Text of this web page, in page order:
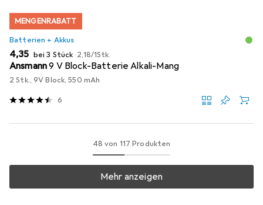
MENGENRABATT
Batterien + Akkus
EUR
4,35 bei 3 Stück EUR
2,18/1Stk.
Ansmann9 V Block-Batterie Alkali-Mang
2 Stk., 9V Block, 550 mAh
6
48 von 117 Produkten
Mehr anzeigen